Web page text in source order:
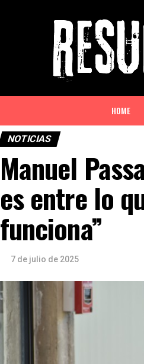
HOME
NOTICIAS
Manuel
es entre lo
funciona”
7 de julio de 2025